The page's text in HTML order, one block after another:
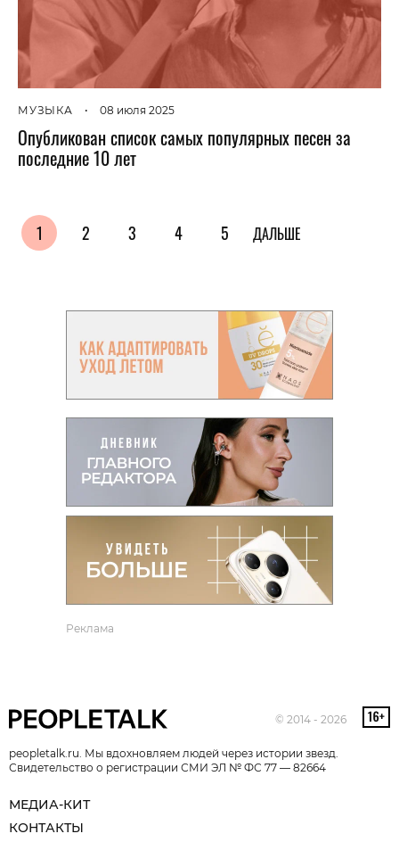
МУЗЫКА • 08 июля 2025
Опубликован список самых популярных песен за
последние 10 лет
1 2 3 4 5 ДАЛЬШЕ
Реклама
© 2014 - 2026
peopletalk.ru. Мы вдохновляем людей через истории звезд.
Свидетельство о регистрации СМИ ЭЛ № ФС 77 — 82664
МЕДИА-КИТ
КОНТАКТЫ